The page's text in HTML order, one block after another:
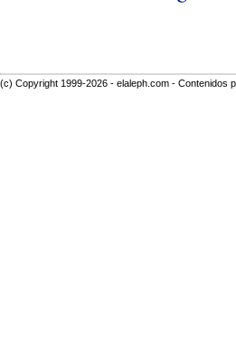
(c) Copyright 1999-2026 - elaleph.com - Contenidos